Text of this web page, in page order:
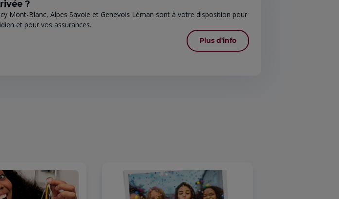
?
Mont-Blanc, Alpes Savoie et Genevois Léman sont à votre disposition pour
et pour vos assurances.
Plus d'info